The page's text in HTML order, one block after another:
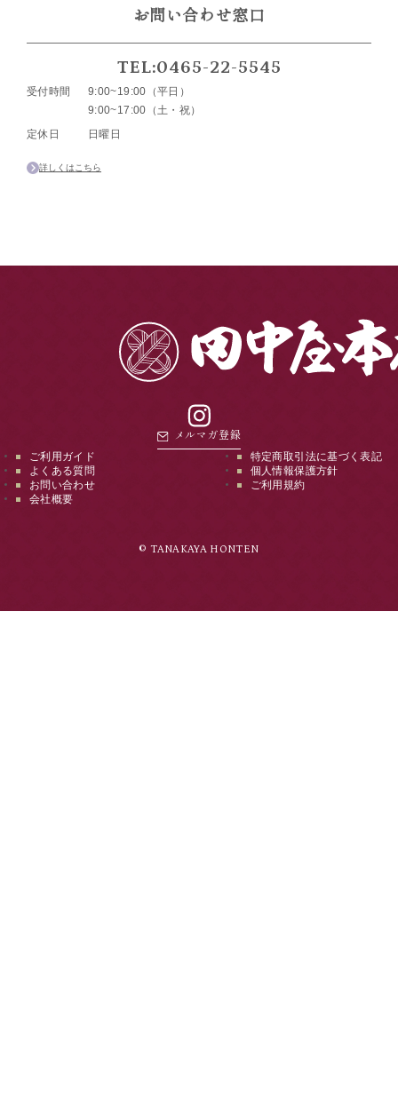
お問い合わせ窓口
TEL:0465-22-5545
受付時間
9:00~19:00（平日）
9:00~17:00（土・祝）
定休日
日曜日
詳しくはこちら
instagram
メルマガ登録
ご利用ガイド
よくある質問
お問い合わせ
会社概要
特定商取引法に基づく表記
個人情報保護方針
ご利用規約
© TANAKAYA HONTEN